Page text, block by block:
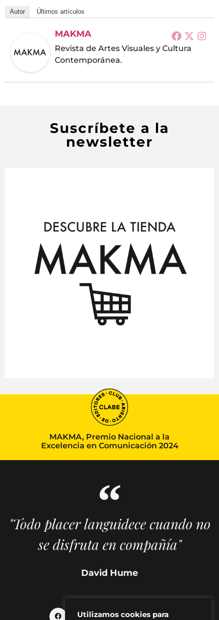
Autor Últimos artículos
MAKMA
Revista de Artes Visuales y Cultura
Contemporánea.
Suscríbete a la
newsletter
MAKMA, Premio Nacional a la
Excelencia en Comunicación 2024
"Todo placer languidece cuando no
se disfruta en compañía"
David Hume
Utilizamos cookies para